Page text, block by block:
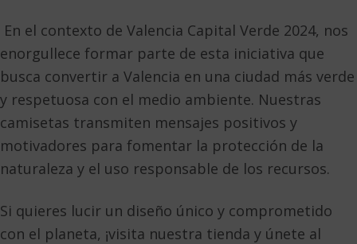
En el contexto de Valencia Capital Verde 2024, nos
enorgullece formar parte de esta iniciativa que
busca convertir a Valencia en una ciudad más verde
y respetuosa con el medio ambiente. Nuestras
camisetas transmiten mensajes positivos y
motivadores para fomentar la protección de la
naturaleza y el uso responsable de los recursos.
Si quieres lucir un diseño único y comprometido
con el planeta, ¡visita nuestra tienda y únete al